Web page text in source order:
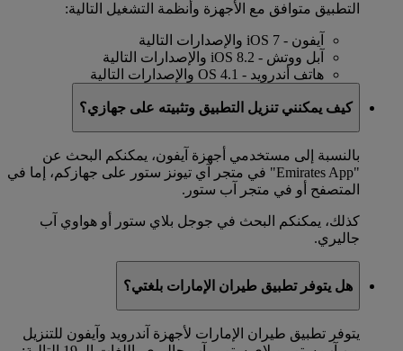
التطبيق متوافق مع الأجهزة وأنظمة التشغيل التالية:
آيفون - iOS 7 والإصدارات التالية
آبل ووتش - iOS 8.2 والإصدارات التالية
هاتف أندرويد - OS 4.1 والإصدارات التالية
كيف يمكنني تنزيل التطبيق وتثبيته على جهازي؟
بالنسبة إلى مستخدمي أجهزة آيفون، يمكنكم البحث عن
"Emirates App" في متجر آي تيونز ستور على جهازكم، إما في
المتصفح أو في متجر آب ستور.
كذلك، يمكنكم البحث في جوجل بلاي ستور أو هواوي آب
جاليري.
هل يتوفر تطبيق طيران الإمارات بلغتي؟
يتوفر تطبيق طيران الإمارات لأجهزة آندرويد وآيفون للتنزيل